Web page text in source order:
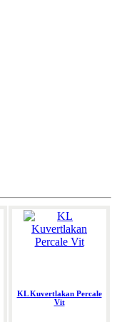
KL Kuvertlakan Percale
Vit